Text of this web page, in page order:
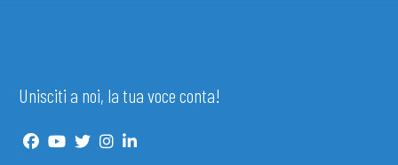
Unisciti a noi, la tua voce conta!